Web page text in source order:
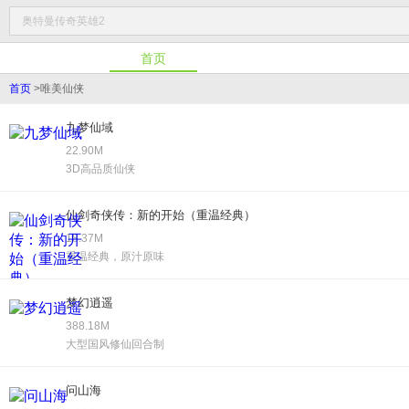
首页
首页 >唯美仙侠
九梦仙域
22.90M
3D高品质仙侠
仙剑奇侠传：新的开始（重温经典）
18.37M
重温经典，原汁原味
梦幻逍遥
388.18M
大型国风修仙回合制
问山海